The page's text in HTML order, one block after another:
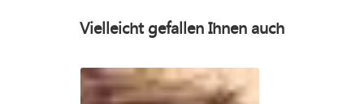
Vielleicht gefallen Ihnen auch